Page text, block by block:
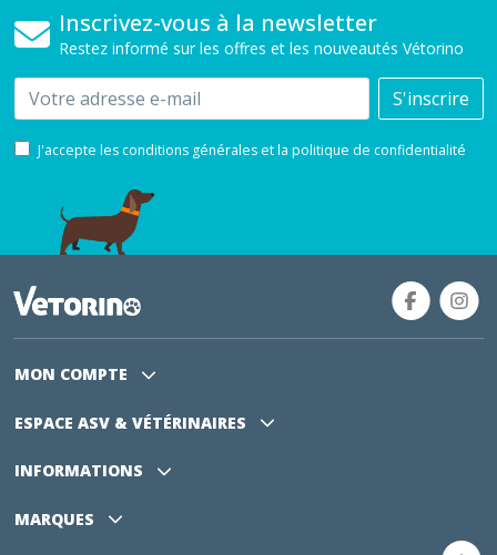
Inscrivez-vous à la newsletter
Restez informé sur les offres et les nouveautés Vétorino
Email S'inscrire
J'accepte les conditions générales et la politique de confidentialité
MON COMPTE
ESPACE ASV & VÉTÉRINAIRES
INFORMATIONS
MARQUES